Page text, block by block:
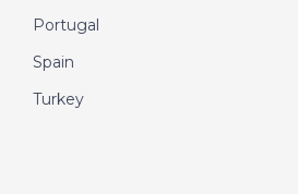
Portugal
Spain
Turkey